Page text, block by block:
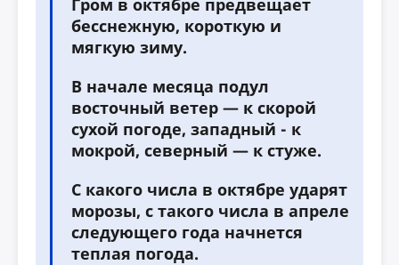
Гром в октябре предвещает
бесснежную, короткую и
мягкую зиму.
В начале месяца подул
восточный ветер — к скорой
сухой погоде, западный - к
мокрой, северный — к стуже.
С какого числа в октябре ударят
морозы, с такого числа в апреле
следующего года начнется
теплая погода.